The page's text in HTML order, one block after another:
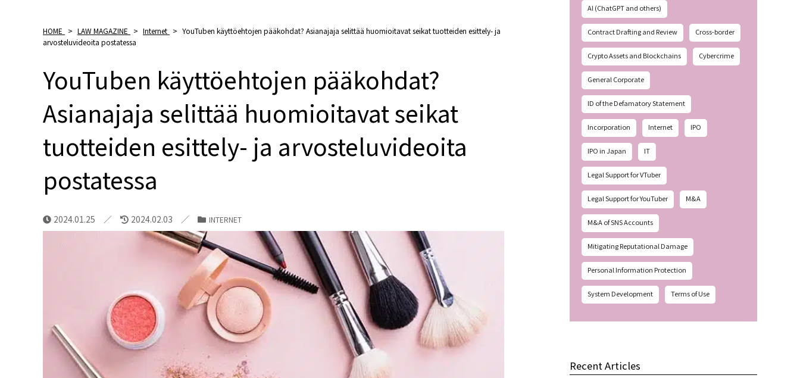
HOME > LAW MAGAZINE > Internet > YouTuben käyttöehtojen pääkohdat? Asianajaja selittää huomioitavat seikat tuotteiden esittely- ja
arvosteluvideoita postatessa
YouTuben käyttöehtojen pääkohdat?
Asianajaja selittää huomioitavat seikat
tuotteiden esittely- ja arvosteluvideoita
postatessa
2024.01.25 2024.02.03 INTERNET
AI (ChatGPT and others)
Contract Drafting and Review Cross-border
Crypto Assets and Blockchains Cybercrime
General Corporate
ID of the Defamatory Statement
Incorporation Internet IPO
IPO in Japan IT
Legal Support for VTuber
Legal Support for YouTuber M&A
M&A of SNS Accounts
Mitigating Reputational Damage
Personal Information Protection
System Development Terms of Use
Recent Articles